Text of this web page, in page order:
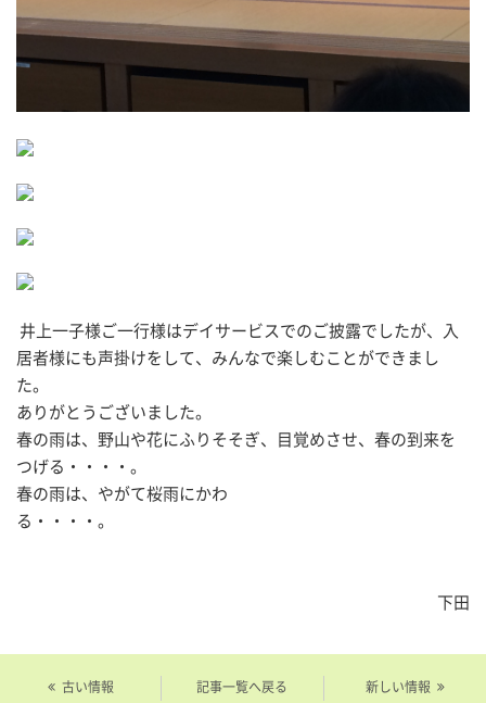
井上一子様ご一行様はデイサービスでのご披露でしたが、入
居者様にも声掛けをして、みんなで楽しむことができまし
た。
ありがとうございました。
春の雨は、野山や花にふりそそぎ、目覚めさせ、春の到来を
つげる・・・・。
春の雨は、やがて桜雨にかわ
る・・・・。
下田
古い情報 記事一覧へ戻る 新しい情報